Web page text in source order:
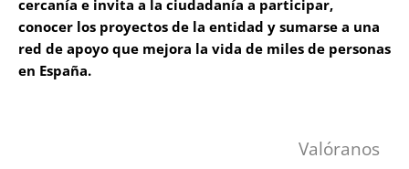
cercanía e invita a la ciudadanía a participar,
conocer los proyectos de la entidad y sumarse a una
red de apoyo que mejora la vida de miles de personas
en España.
Valóranos